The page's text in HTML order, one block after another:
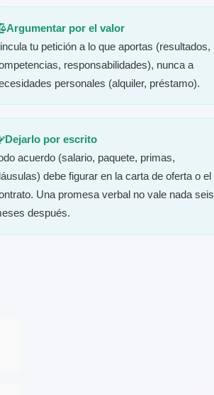
Argumentar por el valor
tu petición a lo que aportas (resultados,
responsabilidades), nunca a
personales (alquiler, préstamo).
Dejarlo por escrito
acuerdo (salario, paquete, primas,
debe figurar en la carta de oferta o el
Una promesa verbal no vale nada seis
después.